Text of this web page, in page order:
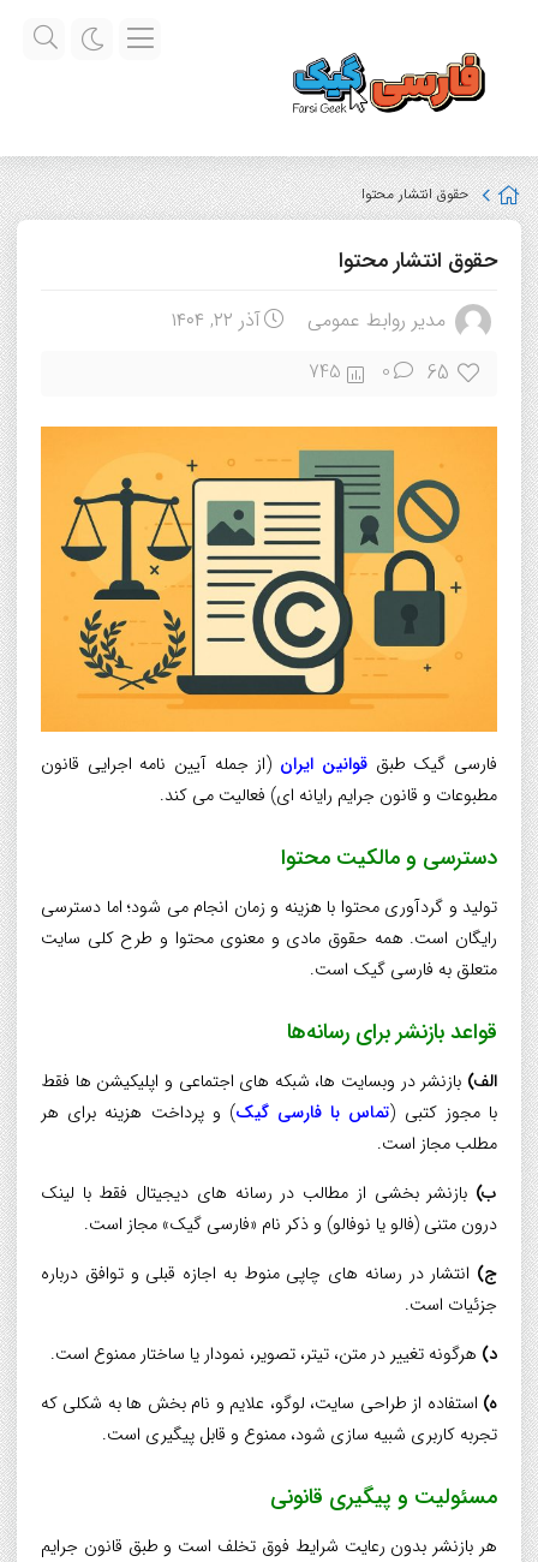
حقوق انتشار محتوا
حقوق انتشار محتوا
مدیر روابط عمومی آذر ۲۲, ۱۴۰۴
65
0
745
فارسی گیک طبققوانین ایران (از جمله آيين نامه اجرايی قانون
مطبوعات و قانون جرايم رايانه ای) فعاليت می کند.
دسترسی و مالکيت محتوا
توليد و گردآوری محتوا با هزينه و زمان انجام می شود؛ اما دسترسی
رايگان است. همه حقوق مادی و معنوی محتوا و طرح کلی سايت
متعلق به فارسی گیک است.
قواعد بازنشر برای رسانه‌ها
الف) بازنشر در وبسايت ها، شبکه های اجتماعی و اپليکيشن ها فقط
با مجوز کتبی (تماس با فارسی گیک) و پرداخت هزينه برای هر
مطلب مجاز است.
ب) بازنشر بخشی از مطالب در رسانه های ديجيتال فقط با لينک
درون متنی (فالو يا نوفالو) و ذکر نام «فارسی گیک» مجاز است.
ج) انتشار در رسانه های چاپی منوط به اجازه قبلی و توافق درباره
جزئيات است.
د) هرگونه تغيير در متن، تيتر، تصوير، نمودار يا ساختار ممنوع است.
ه) استفاده از طراحی سايت، لوگو، علايم و نام بخش ها به شکلی که
تجربه کاربری شبيه سازی شود، ممنوع و قابل پيگيری است.
مسئوليت و پيگيری قانونی
هر بازنشر بدون رعايت شرايط فوق تخلف است و طبق قانون جرايم